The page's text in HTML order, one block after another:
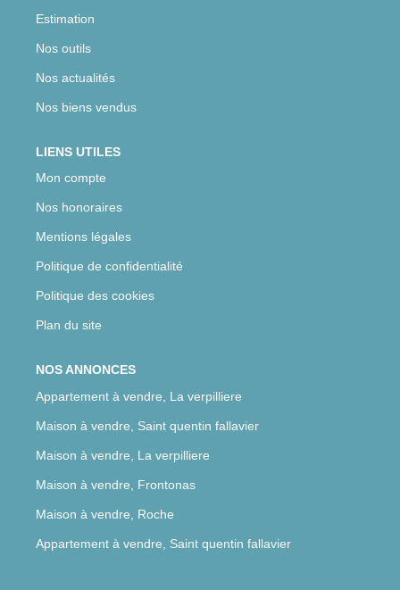
Estimation
Nos outils
Nos actualités
Nos biens vendus
LIENS UTILES
Mon compte
Nos honoraires
Mentions légales
Politique de confidentialité
Politique des cookies
Plan du site
NOS ANNONCES
Appartement à vendre, La verpilliere
Maison à vendre, Saint quentin fallavier
Maison à vendre, La verpilliere
Maison à vendre, Frontonas
Maison à vendre, Roche
Appartement à vendre, Saint quentin fallavier